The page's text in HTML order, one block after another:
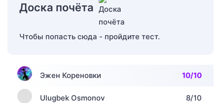
Доска почёта
Чтобы попасть сюда - пройдите тест.
Эжен Кореновки 10/10
Ulugbek Osmonov 8/10